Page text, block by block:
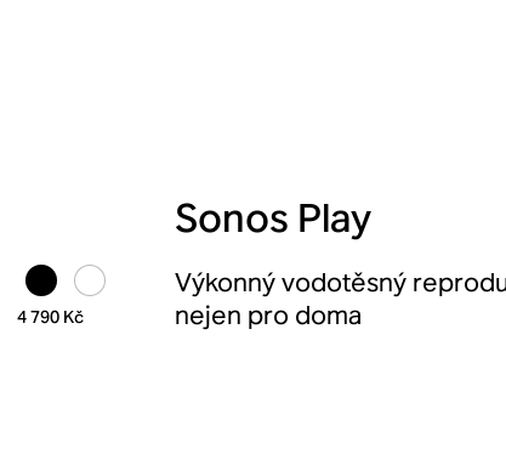
4 790 Kč
Sonos Play
Výkonný vodotěsný
nejen pro doma